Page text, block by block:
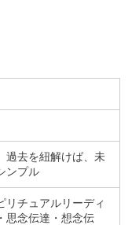
過去を紐解けば、未
ンプル
リチュアルリーディ
思念伝達・想念伝